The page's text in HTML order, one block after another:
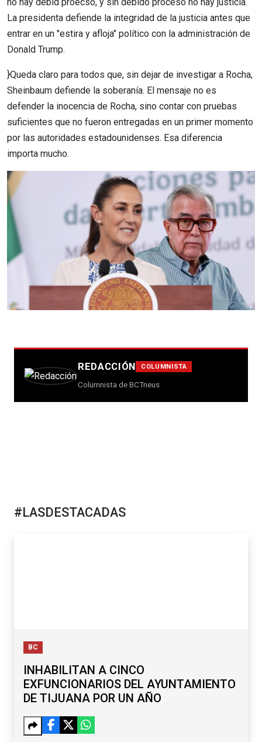
La presidenta defiende la integridad de la justicia antes que
entrar en un "estira y afloja" político con la administración de
Donald Trump.
}Queda claro para todos que, sin dejar de investigar a Rocha,
Sheinbaum defiende la soberanía. El mensaje no es
defender la inocencia de Rocha, sino contar con pruebas
suficientes que no fueron entregadas en un primer momento
por las autoridades estadounidenses. Esa diferencia
importa mucho.
REDACCIÓN COLUMNISTA
Columnista de BCTneus
#LASDESTACADAS
BC
INHABILITAN A CINCO
EXFUNCIONARIOS DEL AYUNTAMIENTO
DE TIJUANA POR UN AÑO